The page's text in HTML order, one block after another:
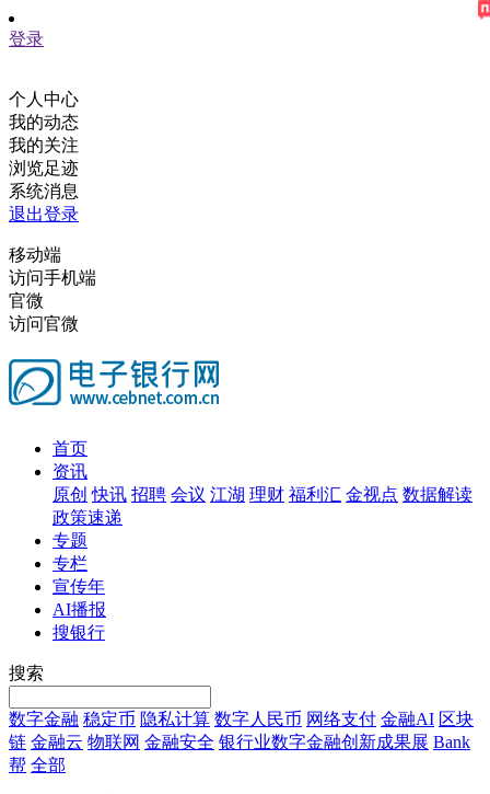
登录
个人中心
我的动态
我的关注
浏览足迹
系统消息
退出登录
移动端
访问手机端
官微
访问官微
首页
资讯
原创 快讯 招聘 会议 江湖 理财 福利汇 金视点 数据解读
政策速递
专题
专栏
宣传年
AI播报
搜银行
搜索
数字金融 稳定币 隐私计算 数字人民币 网络支付 金融AI 区块
链 金融云 物联网 金融安全 银行业数字金融创新成果展 Bank
帮 全部